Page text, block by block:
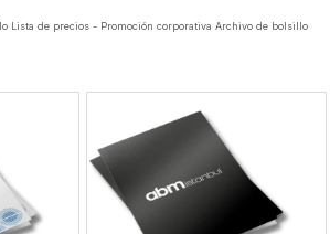
Lista de precios - Promoción corporativa Archivo de bolsillo